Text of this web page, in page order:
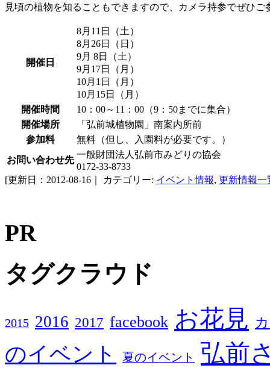
見頃の植物を知ることもできますので、カメラ持参でぜひご
開催日
8月11日（土）
8月26日（日）
9月 8日（土）
9月17日（月）
10月1日（月）
10月15日（月）
開催時間
10：00～11：00（9：50までに集合）
開催場所
「弘前城植物園」南案内所前
参加料
無料（但し、入園料が必要です。）
お問い合わせ先
一般財団法人弘前市みどりの協会
0172-33-8733
[更新日：2012-08-16｜
カテゴリー: イベント情報, 更新情報一
PR
タグクラウド
2015 2016 2017 facebook お花見
のイベント 夏のイベント 弘前